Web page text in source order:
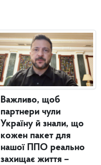
Важливо, щоб
партнери чули
Україну й знали, що
кожен пакет для
нашої ППО реально
захищає життя –